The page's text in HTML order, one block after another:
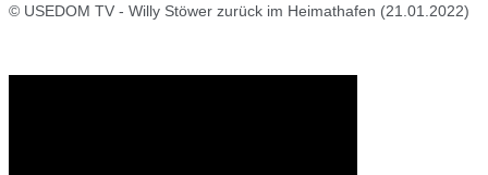
© USEDOM TV - Willy Stöwer zurück im Heimathafen (21.01.2022)